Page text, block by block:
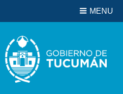
Biblioteca
MENU